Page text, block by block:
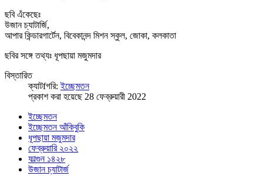
ছবি এঁকেছেঃ
উজান চ্যাটার্জি,
আপার কিন্ডারগার্টেন, বিবেকানন্দ মিশন স্কুল, জোকা, কলকাতা
ছবির সঙ্গে তথ্যঃ ধূপছায়া মজুমদার
বিস্তারিত
ক্যাটfগরি:ইচ্ছেমতন
প্রকাশ করা হয়েছে 28 ফেব্রুয়ারী 2022
ইচ্ছেমতন
ইচ্ছেমতন আঁকিবুকি
ধূপছায়া মজুমদার
ফেব্রুয়ারি ২০২২
ফাল্গুন ১৪২৮
উজান চ্যাটার্জ